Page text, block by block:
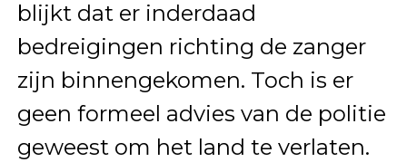
blijkt dat er inderdaad
bedreigingen richting de zanger
zijn binnengekomen. Toch is er
geen formeel advies van de politie
geweest om het land te verlaten.